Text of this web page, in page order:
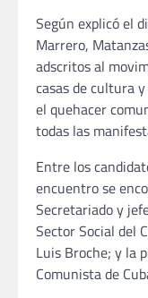
Según explicó el
Marrero,
adscritos al
casas de cultura
el quehacer
todas las
Entre los
encuentro se
Secretariado y
Sector Social del
Luis Broche; y la
Comunista de